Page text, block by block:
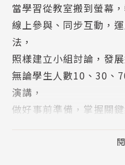
當學習從教室搬到螢幕
線上參與、同步互動，
法，
照樣建立小組討論，發
無論學生人數10、30、
演講，
做好事前準備，掌握關
從實體到線上，都教得